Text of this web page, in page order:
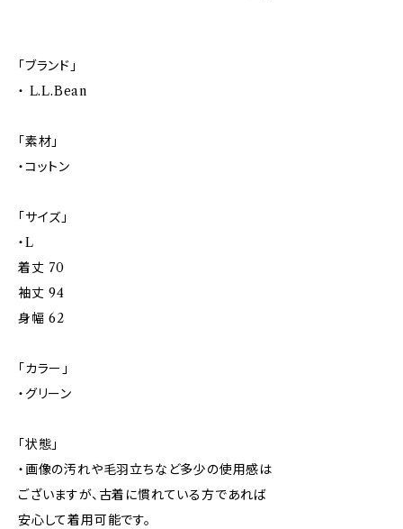
「ブランド」
・ L.L.Bean
「素材」
・コットン
「サイズ」
・L
着丈 70
袖丈 94
身幅 62
「カラー」
・グリーン
「状態」
・画像の汚れや毛羽立ちなど多少の使用感は
ございますが、古着に慣れている方であれば
安心して着用可能です。